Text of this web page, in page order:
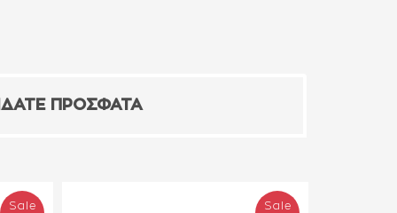
ΠΡΟΣΦΑΤΑ
Sale
Sale